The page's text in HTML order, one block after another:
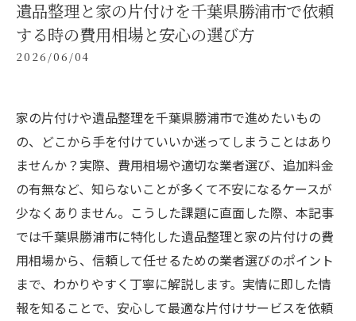
遺品整理と家の片付けを千葉県勝浦市で依頼
する時の費用相場と安心の選び方
2026/06/04
家の片付けや遺品整理を千葉県勝浦市で進めたいもの
の、どこから手を付けていいか迷ってしまうことはあり
ませんか？実際、費用相場や適切な業者選び、追加料金
の有無など、知らないことが多くて不安になるケースが
少なくありません。こうした課題に直面した際、本記事
では千葉県勝浦市に特化した遺品整理と家の片付けの費
用相場から、信頼して任せるための業者選びのポイント
まで、わかりやすく丁寧に解説します。実情に即した情
報を知ることで、安心して最適な片付けサービスを依頼